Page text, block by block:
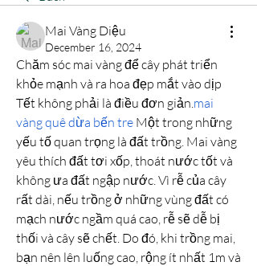
Mai Vàng Diệu
December 16, 2024
Chăm sóc mai vàng để cây phát triển
khỏe mạnh và ra hoa đẹp mắt vào dịp
Tết không phải là điều đơn giản.mai
vàng quê dừa bến tre Một trong những
yếu tố quan trọng là đất trồng. Mai vàng
yêu thích đất tơi xốp, thoát nước tốt và
không ưa đất ngập nước. Vì rễ của cây
rất dài, nếu trồng ở những vùng đất có
mạch nước ngầm quá cao, rễ sẽ dễ bị
thối và cây sẽ chết. Do đó, khi trồng mai,
bạn nên lên luống cao, rộng ít nhất 1m và